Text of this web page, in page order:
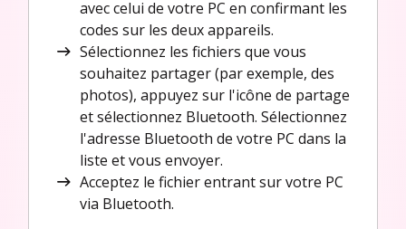
avec celui de votre PC en confirmant les
codes sur les deux appareils.
Sélectionnez les fichiers que vous
souhaitez partager (par exemple, des
photos), appuyez sur l'icône de partage
et sélectionnez Bluetooth. Sélectionnez
l'adresse Bluetooth de votre PC dans la
liste et vous envoyer.
Acceptez le fichier entrant sur votre PC
via Bluetooth.